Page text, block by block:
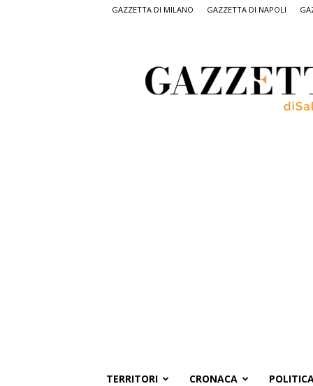
GAZZETTA DI MILANO GAZZETTA DI NAPOLI
Salerno,
il
quotidiano
TERRITORI CRONACA